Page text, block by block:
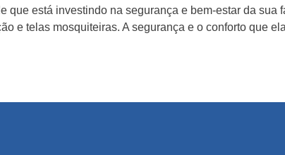
que está investindo na segurança e bem-estar da sua
e telas mosquiteiras. A segurança e o conforto que